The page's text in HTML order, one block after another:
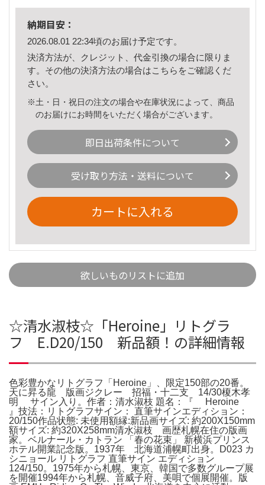
納期目安：
2026.08.01 22:34頃のお届け予定です。
決済方法が、クレジット、代金引換の場合に限りま
す。その他の決済方法の場合はこちら をご確認くだ
さい。
※土・日・祝日の注文の場合や在庫状況によって、商品
のお届けにお時間をいただく場合がございます。
即日出荷条件について
受け取り方法・送料について
カートに入れる
欲しいものリストに追加
☆清水淑枝☆「Heroine」リトグラ
フ E.D20/150 新品額！の詳細情報
色彩豊かなリトグラフ「Heroine」、限定150部の20番。
天に昇る龍 版画ジクレー 招福・十二支 14/30榎木孝
明 サイン入り。作者：清水淑枝 題名：『 Heroine
』技法：リトグラフサイン： 直筆サインエディション：
20/150作品状態: 未使用額縁:新品画サイズ: 約200X150mm
額サイズ: 約320X258mm清水淑枝 画歴札幌在住の版画
家。ベルナール・カトラン 「春の花束」 新横浜プリンス
ホテル開業記念版。1937年 北海道浦幌町出身。D023 カ
シニョール リトグラフ 直筆サイン エディション
124/150。1975年から札幌、東京、韓国で多数グループ展
を開催1994年から札幌、音威子府、美唄で個展開催。版